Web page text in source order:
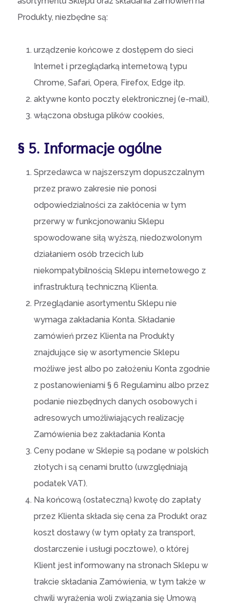
Produkty, niezbędne są:
urządzenie końcowe z dostępem do sieci
Internet i przeglądarką internetową typu
Chrome, Safari, Opera, Firefox, Edge itp.
aktywne konto poczty elektronicznej (e-mail),
włączona obsługa plików cookies,
§ 5. Informacje ogólne
Sprzedawca w najszerszym dopuszczalnym
przez prawo zakresie nie ponosi
odpowiedzialności za zakłócenia w tym
przerwy w funkcjonowaniu Sklepu
spowodowane siłą wyższą, niedozwolonym
działaniem osób trzecich lub
niekompatybilnością Sklepu internetowego z
infrastrukturą techniczną Klienta.
Przeglądanie asortymentu Sklepu nie
wymaga zakładania Konta. Składanie
zamówień przez Klienta na Produkty
znajdujące się w asortymencie Sklepu
możliwe jest albo po założeniu Konta zgodnie
z postanowieniami § 6 Regulaminu albo przez
podanie niezbędnych danych osobowych i
adresowych umożliwiających realizację
Zamówienia bez zakładania Konta
Ceny podane w Sklepie są podane w polskich
złotych i są cenami brutto (uwzględniają
podatek VAT).
Na końcową (ostateczną) kwotę do zapłaty
przez Klienta składa się cena za Produkt oraz
koszt dostawy (w tym opłaty za transport,
dostarczenie i usługi pocztowe), o której
Klient jest informowany na stronach Sklepu w
trakcie składania Zamówienia, w tym także w
chwili wyrażenia woli związania się Umową